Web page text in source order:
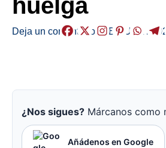
Deja un comentario /ABISUAK /
¿Nos sigues? Márcanos como
Añádenos en Google